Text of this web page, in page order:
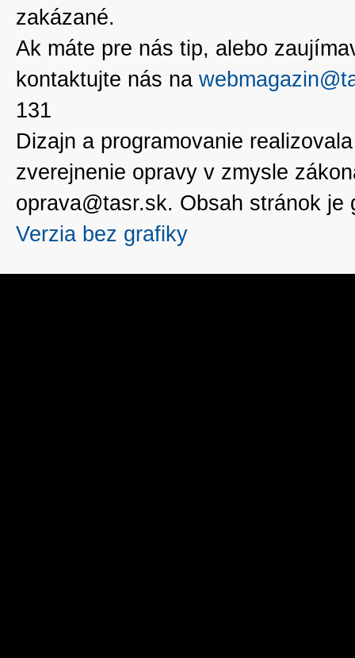
zakázané.
Ak máte pre nás tip, alebo
kontaktujte nás na
131
Dizajn a programovanie
zverejnenie opravy v zmysle
oprava@tasr.sk. Obsah stránok
Verzia bez grafiky